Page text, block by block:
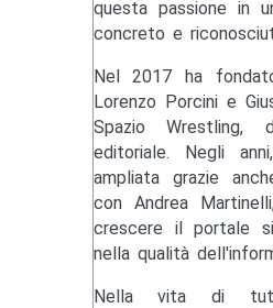
questa passione in
concreto e
Nel 2017 ha
Lorenzo Porcini e
Spazio
editoriale. Negli
ampliata grazie
con Andrea
crescere il portale
nella qualità
Nella vita di